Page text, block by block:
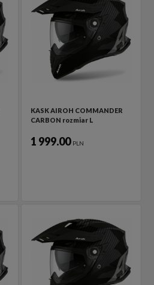
KASK AIROH COMMANDER
CARBON rozmiar L
1 999.00 PLN